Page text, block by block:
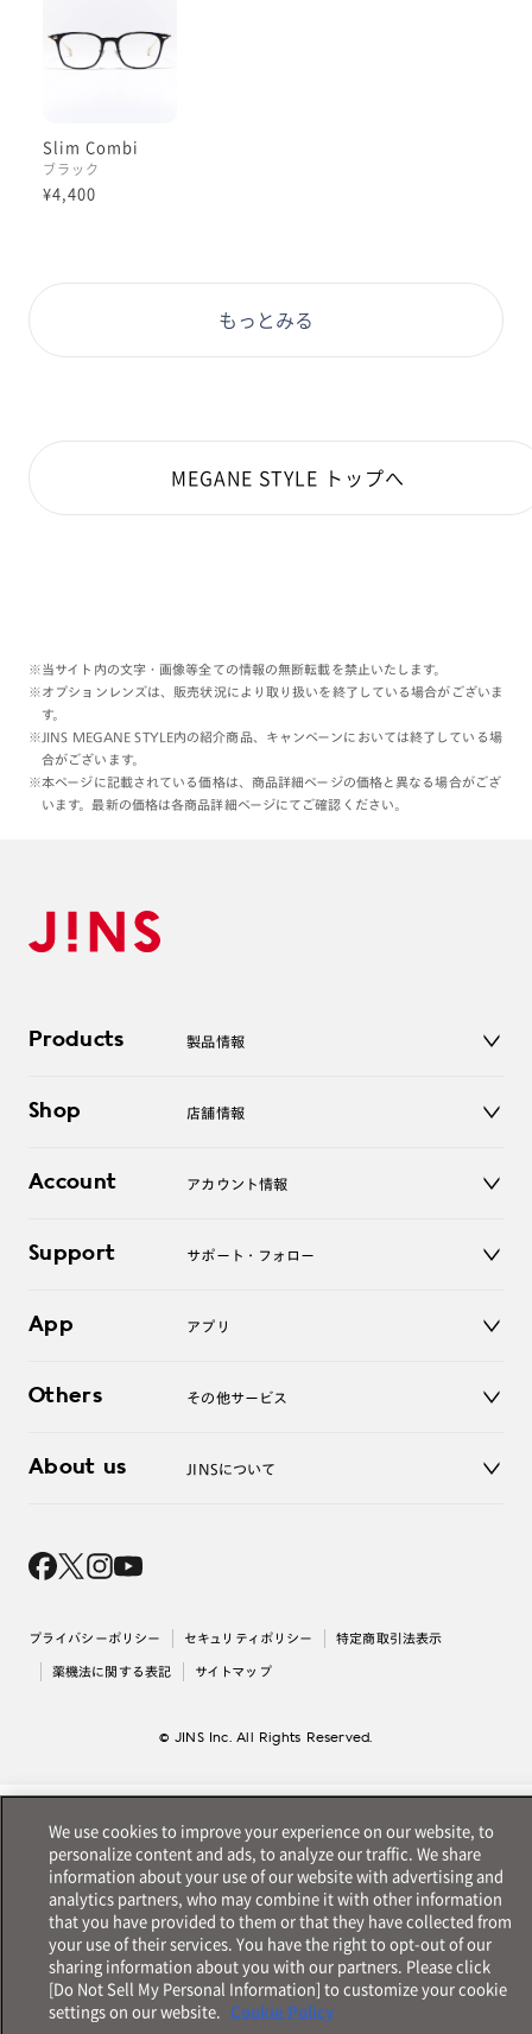
Slim Combi
ブラック
¥4,400
もっとみる
MEGANE STYLE トップへ
※当サイト内の文字・画像等全ての情報の無断転載を禁止いたします。
※オプションレンズは、販売状況により取り扱いを終了している場合がございま
す。
※JINS MEGANE STYLE内の紹介商品、キャンペーンにおいては終了している場
合がございます。
※本ページに記載されている価格は、商品詳細ページの価格と異なる場合がござ
います。最新の価格は各商品詳細ページにてご確認ください。
Products 製品情報
サングラス
コンタクトレンズ
アクセサリー
Shop 店舗情報
オンラインショップ
Account アカウント情報
ログアウト
Support サポート・フォロー
よくあるご質問
お問い合わせ
App アプリ
Others その他サービス
レンズ交換
About us JINSについて
採用情報
出店について
プライバシーポリシー セキュリティポリシー 特定商取引法表示
薬機法に関する表記 サイトマップ
© JINS Inc. All Rights Reserved.
We use cookies to improve your experience on our website, to
personalize content and ads, to analyze our traffic. We share
information about your use of our website with advertising and
analytics partners, who may combine it with other information
that you have provided to them or that they have collected from
your use of their services. You have the right to opt-out of our
sharing information about you with our partners. Please click
[Do Not Sell My Personal Information] to customize your cookie
settings on our website. Cookie Policy